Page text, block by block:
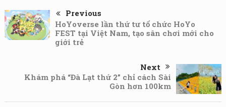
Previous
HoYoverse lần thứ tư tổ chức HoYo
FEST tại Việt Nam, tạo sân chơi mới cho
giới trẻ
Next
Khám phá “Đà Lạt thứ 2” chỉ cách Sài
Gòn hơn 100km